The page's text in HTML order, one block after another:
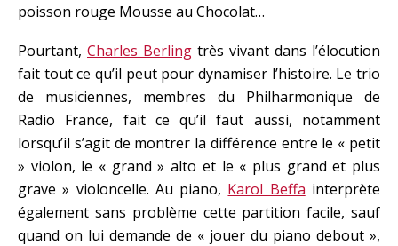
poisson rouge Mousse au Chocolat…
Pourtant, Charles Berling très vivant dans l’élocution
fait tout ce qu’il peut pour dynamiser l’histoire. Le trio
de musiciennes, membres du Philharmonique de
Radio France, fait ce qu’il faut aussi, notamment
lorsqu’il s’agit de montrer la différence entre le « petit
» violon, le « grand » alto et le « plus grand et plus
grave » violoncelle. Au piano, Karol Beffa interprète
également sans problème cette partition facile, sauf
quand on lui demande de « jouer du piano debout »,